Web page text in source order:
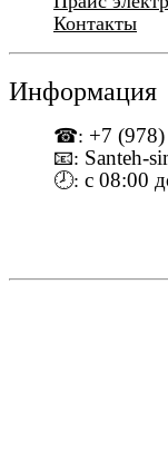
Контакты
Информация
☎: +7
📧: Santeh-
🕗: с 08:00